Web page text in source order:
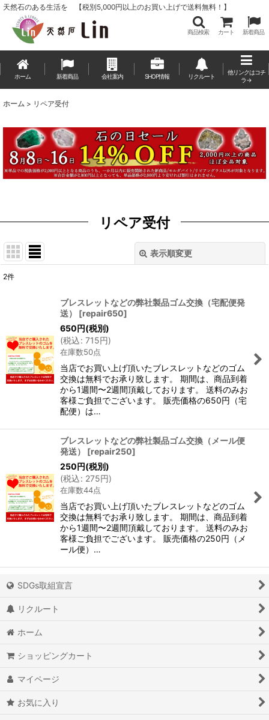
天然石のある生活を 【税別5,000円以上のお買い上げで送料無料！】
商品検索 カート 新着商品
ホーム 新着商品 会社案内 SHOP情報 リクルート
他リンクはコチ
ラ→
ホーム > リペア受付
リペア受付
表示順変更
2件
ブレスレットなどの弊社製品ゴム交換（宅配便発
送）
[repair650]
650円(税別)
(税込: 715円)
在庫数50点
当店でお買い上げ頂いたブレスレットなどのゴム
交換は無料でお承り致します。 期間は、商品到着
から1週間〜2週間頂戴しております。 送料のみお
客様ご負担でございます。 販売価格の650円（宅
配便）は…
ブレスレットなどの弊社製品ゴム交換（メール便
発送）
[repair250]
250円(税別)
(税込: 275円)
在庫数44点
当店でお買い上げ頂いたブレスレットなどのゴム
交換は無料でお承り致します。 期間は、商品到着
から1週間〜2週間頂戴しております。 送料のみお
客様ご負担でございます。 販売価格の250円（メ
ール便）…
SDGs取組宣言
リクルート
ホーム
ショッピングカート
マイページ
お気に入り